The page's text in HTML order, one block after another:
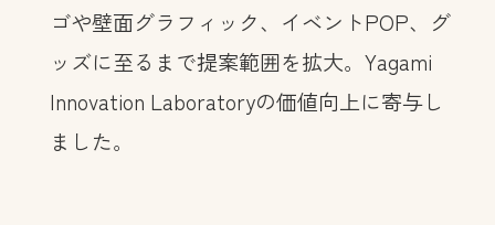
ゴや壁面グラフィック、イベントPOP、グ
ッズに至るまで提案範囲を拡大。Yagami
Innovation Laboratoryの価値向上に寄与し
ました。